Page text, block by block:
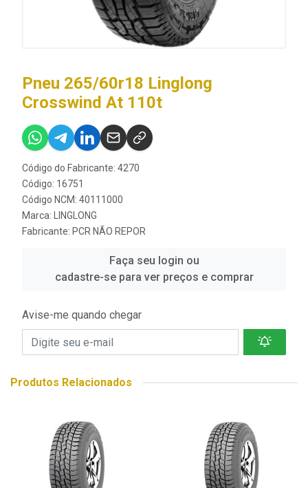
Pneu 265/60r18 Linglong
Crosswind At 110t
Código do Fabricante: 4270
Código: 16751
Código NCM: 40111000
Marca:
LINGLONG
Fabricante: PCR NÃO REPOR
Faça seu login ou
cadastre-se para ver preços e comprar
Avise-me quando chegar
Produtos Relacionados